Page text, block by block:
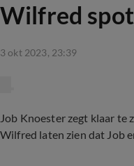
Wilfred spot
3 okt 2023, 23:39
Job Knoester zegt klaar te
Wilfred laten zien dat Job